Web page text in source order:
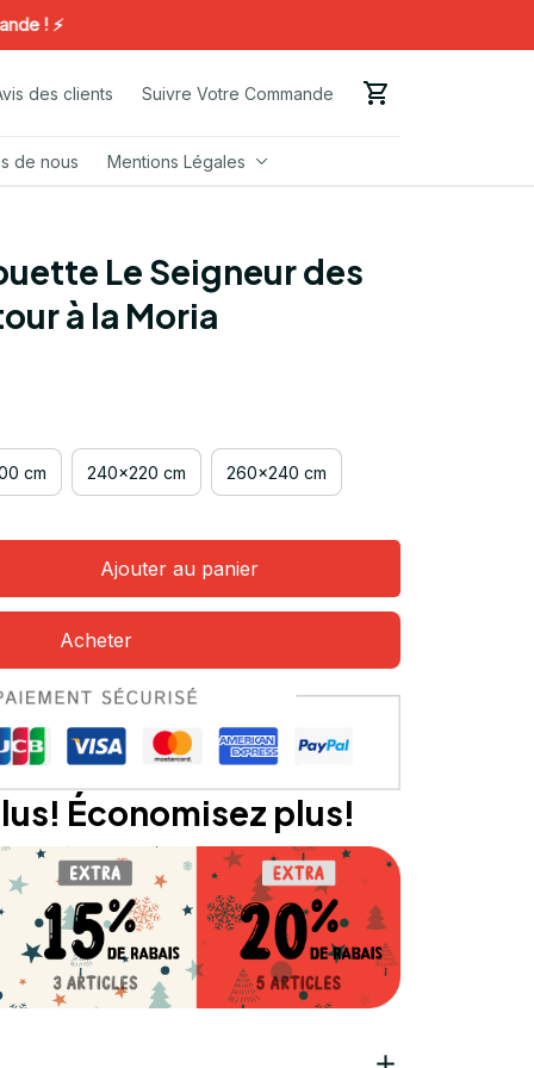
! ⚡️
des clients Suivre Votre Commande
de nous Mentions Légales
Le Seigneur des
à la Moria
cm 240x220 cm 260x240 cm
Ajouter au panier
Acheter
Économisez plus!